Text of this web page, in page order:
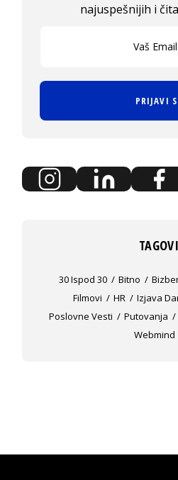
najuspešnijih i
PRIJAVI
TAGOVI
30 Ispod 30 Bitno
Filmovi
HR Izjava
Poslovne Vesti
Putovanja
Webmind